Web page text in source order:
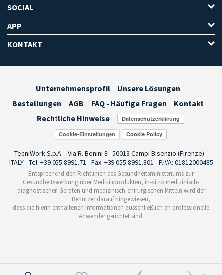
SOCIAL
APP
KONTAKT
Unternehmensprofil
Unsere Lösungen
Bestellungen
AGB FAQ - Häufige Fragen
Kontakt
Rechtliche Hinweise
Cookie-Einstellungen
TecniWork S.p.A. - Via R. Benini 8 - 50013 Campi Bisenzio (Firenze) -
ITALY - Tel: +39 055.8991.71 - Fax: +39 055.8991.801 - P.IVA: 01812000485
Entsprechend den Richtlinien des Gesundheitsministeriums zur
Gesundheitswerbung über Medizinprodukten, in-vitro medizinisch-
diagnostischen Geräten und medizinisch-chirurgischen Mitteln wird der
Benutzer darauf hingewiesen,
dass die hierin enthaltenen Informationen ausschließlich an professionelle
Anwender gerichtet sind.